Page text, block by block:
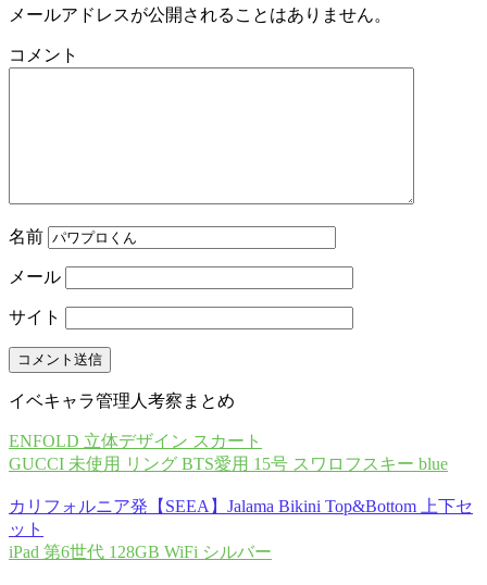
メールアドレスが公開されることはありません。
コメント
名前
メール
サイト
イベキャラ管理人考察まとめ
ENFOLD 立体デザイン スカート
GUCCI 未使用 リング BTS愛用 15号 スワロフスキー blue
カリフォルニア発【SEEA】Jalama Bikini Top&Bottom 上下セ
ット
iPad 第6世代 128GB WiFi シルバー